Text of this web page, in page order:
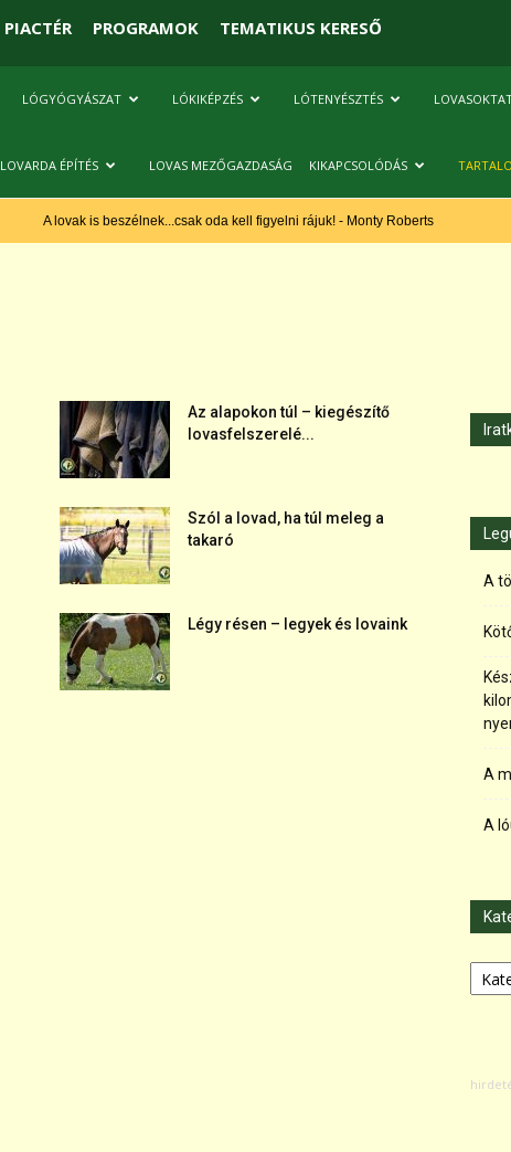
PIACTÉR PROGRAMOK TEMATIKUS KERESŐ
LÓGYÓGYÁSZAT LÓKIKÉPZÉS LÓTENYÉSZTÉS
LOVARDA ÉPÍTÉS LOVAS MEZŐGAZDASÁG KIKAPCSOLÓDÁS
A lovak is beszélnek...csak oda kell figyelni rájuk! - Monty Roberts
Az alapokon túl – kiegészítő
lovasfelszerelé...
Szól a lovad, ha túl meleg a
takaró
Légy résen – legyek és lovaink
A
A
A